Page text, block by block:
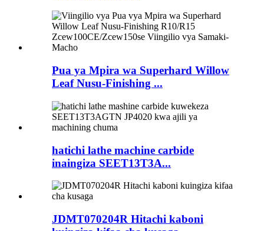
Pua ya Mpira wa Superhard Willow
Leaf Nusu-Finishing ...
hatichi lathe machine carbide
inaingiza SEET13T3A...
JDMT070204R Hitachi kaboni